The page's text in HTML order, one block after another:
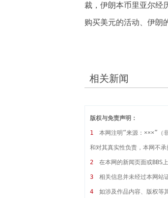
裁，伊朗本币里亚尔经
购买美元的活动、伊朗
相关新闻
版权与免责声明：
1 本网注明“来源：×××”（
和对其真实性负责，本网不承
2 在本网的新闻页面或BBS
3 相关信息并未经过本网站
4 如涉及作品内容、版权等